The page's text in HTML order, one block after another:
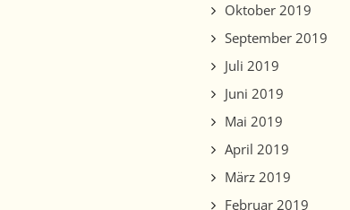
Oktober 2019
September 2019
Juli 2019
Juni 2019
Mai 2019
April 2019
März 2019
Februar 2019